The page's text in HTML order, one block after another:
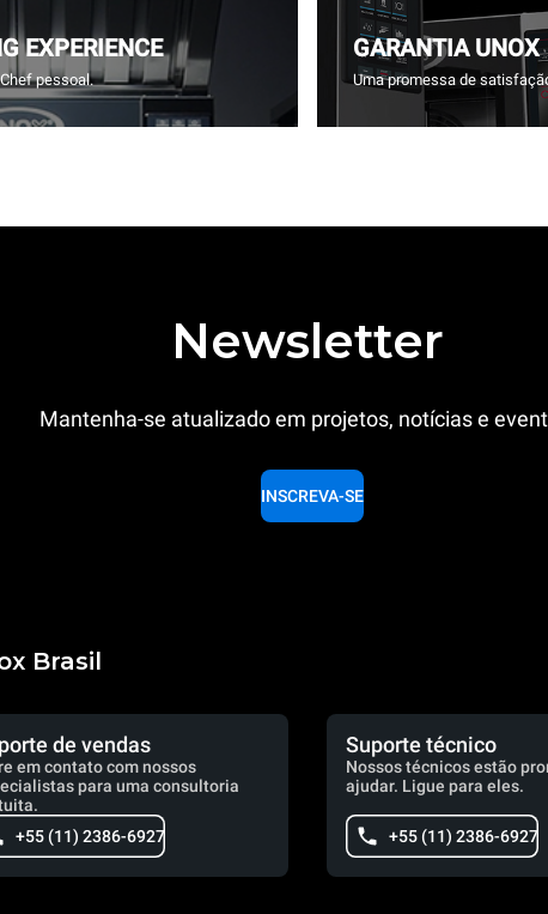
EXPERIENCE
pessoal.
GARANTIA UNOX
Uma promessa de
Newsletter
Mantenha-se atualizado em projetos, notícias e
INSCREVA-SE
Brasil
de vendas
em contato com nossos
para uma consultoria
+55 (11) 2386-6927
Suporte técnico
Nossos técnicos estão
ajudar. Ligue para eles.
+55 (11) 2386-6927